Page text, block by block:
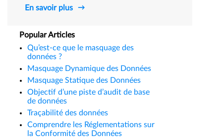
En savoir plus
Popular Articles
Qu’est-ce que le masquage des
données ?
Masquage Dynamique des Données
Masquage Statique des Données
Objectif d’une piste d’audit de base
de données
Traçabilité des données
Comprendre les Réglementations sur
la Conformité des Données